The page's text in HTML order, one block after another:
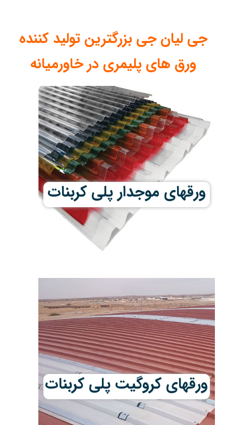
جی لیان جی بزرگترین تولید کننده
ورق های پلیمری در خاورمیانه
ورقهای موجدار پلی کربنات
ورقهای کروگیت پلی کربنات